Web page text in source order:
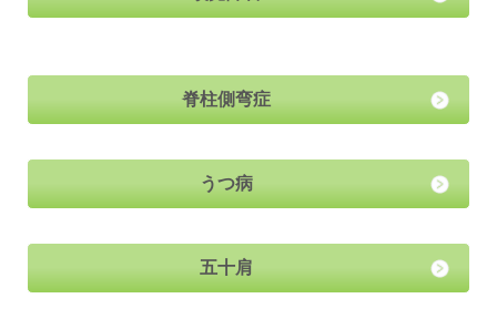
脊柱側弯症
うつ病
五十肩